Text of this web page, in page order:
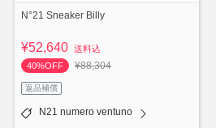
N°21 Sneaker Billy
¥52,640 送料込
40%OFF
¥88,304
返品補償
N21 numero ventuno